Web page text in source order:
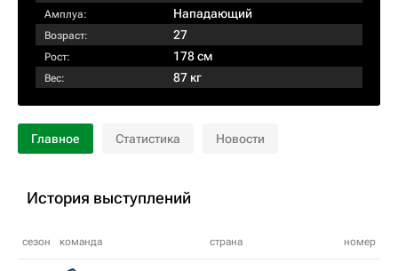
Амплуа: Нападающий
Возраст: 27
Рост: 178 см
Вес: 87 кг
Главное Статистика Новости
История выступлений
сезон команда страна номер